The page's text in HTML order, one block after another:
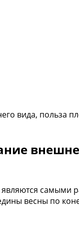
вида, польза
самыми
весны по